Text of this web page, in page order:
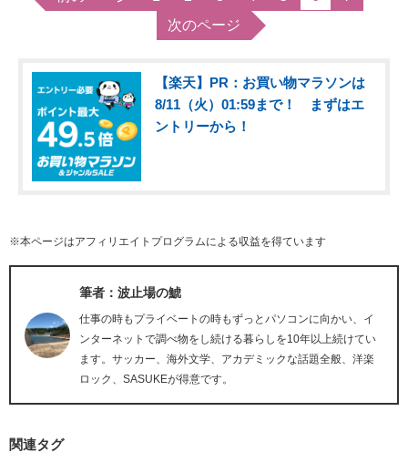
次のページ
【楽天】PR：お買い物マラソンは
8/11（火）01:59まで！ まずはエ
ントリーから！
※本ページはアフィリエイトプログラムによる収益を得ています
筆者：波止場の鯱
仕事の時もプライベートの時もずっとパソコンに向かい、イ
ンターネットで調べ物をし続ける暮らしを10年以上続けてい
ます。サッカー、海外文学、アカデミックな話題全般、洋楽
ロック、SASUKEが得意です。
関連タグ